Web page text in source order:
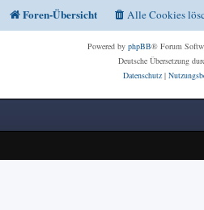
Foren-Übersicht Alle Cookies
Powered by phpBB® Forum
Deutsche Übersetzung
Datenschutz|